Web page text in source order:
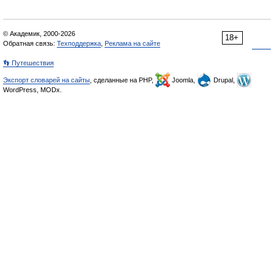
18+
© Академик, 2000-2026
Обратная связь: Техподдержка Реклама на сайте
👣 Путешествия
Экспорт словарей на сайты , сделанные на PHP, Joomla,
Drupal,
WordPress, MODx.